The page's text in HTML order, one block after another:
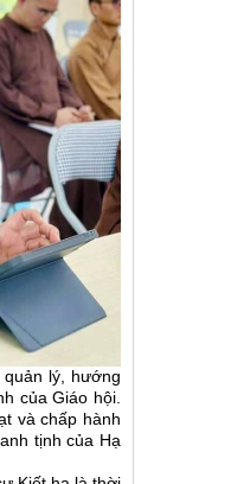
lý, hướng
của Giáo hội.
và chấp hành
tịnh của Hạ